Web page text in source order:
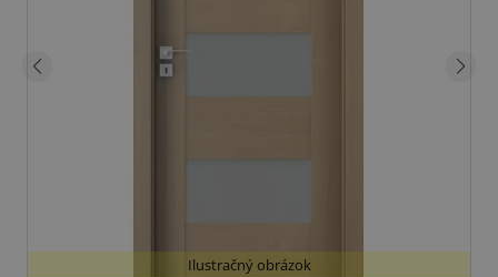
Ilustračný obrázok